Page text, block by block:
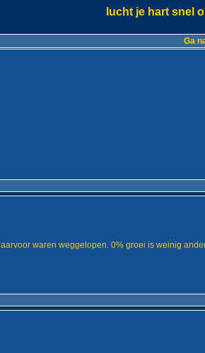
lucht je hart snel
Ga
waren weggelopen. 0% groei is weinig